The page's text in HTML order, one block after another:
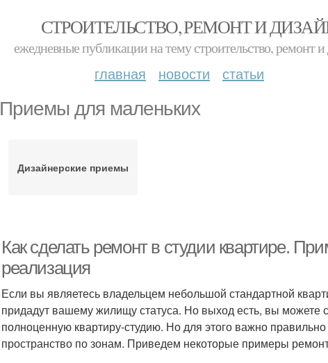
СТРОИТЕЛЬСТВО, РЕМОНТ И
ежедневные публикации на тему строительство, ремонт и
главная новости статьи
Приемы для маленьких
Дизайнерские приемы
Как сделать ремонт в студии квартире.
реализация
Если вы являетесь владельцем небольшой стандартной
придадут вашему жилищу статуса. Но выход есть, вы можете
полноценную квартиру-студию. Но для этого важно
пространство по зонам. Приведем некоторые примеры